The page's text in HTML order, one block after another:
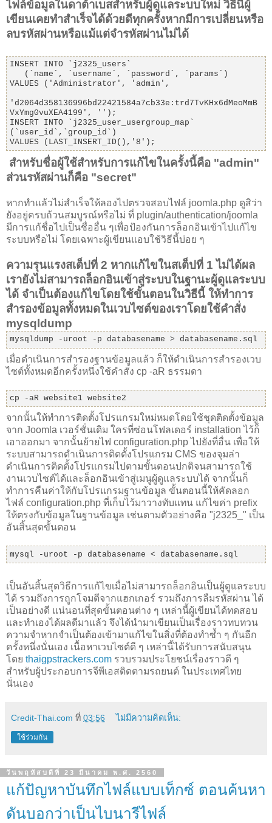
ไฟล์ข้อมูลในดาต้าเบสสำหรับผู้ดูแลระบบใหม่ วิธีนี้ผู้
เขียนเคยทำสำเร็จได้ด้วยดีทุกครั้งหากมีการเปลี่ยนหรือ
ลบรหัสผ่านหรือแม้แต่จำรหัสผ่านไม่ได้
INSERT INTO `j2325_users`
(`name`, `username`, `password`, `params`)
VALUES ('Administrator', 'admin',
'd2064d358136996bd22421584a7cb33e:trd7TvKHx6dMeoMmB
VxYmg0vuXEA4199', '');
INSERT INTO `j2325_user_usergroup_map`
(`user_id`,`group_id`)
VALUES (LAST_INSERT_ID(),'8');
สำหรับชื่อผู้ใช้สำหรับการแก้ไขในครั้งนี้คือ "admin"
ส่วนรหัสผ่านก็คือ "secret"
หากทำแล้วไม่สำเร็จให้ลองไปตรวจสอบไฟล์ joomla.php ดูสิว่า
ยังอยู่ครบถ้วนสมบูรณ์หรือไม่ ที่ plugin/authentication/joomla
มีการแก้ชื่อไปเป็นชื่ออื่น ๆเพื่อป้องกันการล็อกอินเข้าไปแก้ไข
ระบบหรือไม่ โดยเฉพาะผู้เขียนแอบใช้วิธีนี้บ่อย ๆ
ความรุนแรงสเต็ปที่ 2 หากแก้ไขในสเต็ปที่ 1 ไม่ได้ผล
เรายังไม่สามารถล็อกอินเข้าสู่ระบบในฐานะผู้ดูแลระบบ
ได้ จำเป็นต้องแก้ไขโดยใช้ขั้นตอนในวิธีนี้ ให้ทำการ
สำรองข้อมูลทั้งหมดในเวบไซต์ของเราโดยใช้คำสั่ง
mysqldump
mysqldump -uroot -p databasename > databasename.sql
เมื่อดำเนินการสำรองฐานข้อมูลแล้ว ก็ให้ดำเนินการสำรองเวบ
ไซต์ทั้งหมดอีกครั้งหนึ่งใช้คำสั่ง cp -aR ธรรมดา
cp -aR website1 website2
จากนั้นให้ทำการติดตั้งโปรแกรมใหม่หมดโดยใช้ชุดติดตั้งข้อมูล
จาก Joomla เวอร์ชั่นเดิม ใครที่ซ่อนโฟลเดอร์ installation ไว้ก็
เอาออกมา จากนั้นย้ายไฟ configuration.php ไปยังที่อื่น เพื่อให้
ระบบสามารถดำเนินการติดตั้งโปรแกรม CMS ของจุมล่า
ดำเนินการติดตั้งโปรแกรมไปตามขั้นตอนปกติจนสามารถใช้
งานเวบไซต์ได้และล็อกอินเข้าสู่เมนูผู้ดูแลระบบได้ จากนั้นก็
ทำการคืนค่าให้กับโปรแกรมฐานข้อมูล ขั้นตอนนี้ให้คัดลอก
ไฟล์ configuration.php ที่เก็บไว้มาวางทับแทน แก้ไขค่า prefix
ให้ตรงกับข้อมูลในฐานข้อมูล เช่นตามตัวอย่างคือ "j2325_" เป็น
อันสิ้นสุดขั้นตอน
mysql -uroot -p databasename < databasename.sql
เป็นอันสิ้นสุดวิธีการแก้ไขเมื่อไม่สามารถล็อกอินเป็นผู้ดูแลระบบ
ได้ รวมถึงการถูกโจมตีจากแฮกเกอร์ รวมถึงการลืมรหัสผ่าน ได้
เป็นอย่างดี แน่นอนที่สุดขั้นตอนต่าง ๆ เหล่านี้ผู้เขียนได้ทดสอบ
และทำเองได้ผลดีมาแล้ว จึงได้นำมาเขียนเป็นเรื่องราวทบทวน
ความจำหากจำเป็นต้องเข้ามาแก้ไขในสิ่งที่ต้องทำซ้ำ ๆ กันอีก
ครั้งหนึ่งนั่นเอง เนื้อหาเวบไซต์ดี ๆ เหล่านี้ได้รับการสนับสนุน
โดย thaigpstrackers.com รวบรวมประโยชน์เรื่องราวดี ๆ
สำหรับผู้ประกอบการจีพีเอสติดตามรถยนต์ ในประเทศไทย
นั่นเอง
Credit-Thai.com ที่ 03:56 ไม่มีความคิดเห็น:
ใช้ร่วมกัน
วันพฤหัสบดีที่ 23 มีนาคม พ.ศ. 2560
แก้ปัญหาบันทึกไฟล์แบบเท็กซ์ ตอนค้นหา
ดันบอกว่าเป็นไบนารีไฟล์